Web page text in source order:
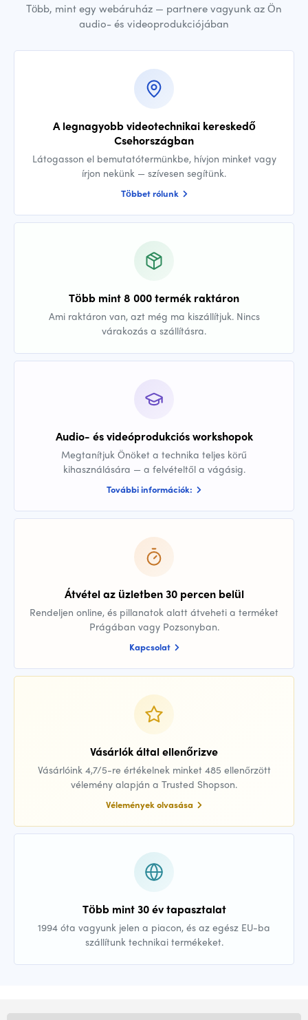
Több, mint egy webáruház — partnere vagyunk az Ön
audio- és videoprodukciójában
A legnagyobb videotechnikai kereskedő
Csehországban
Látogasson el bemutatótermünkbe, hívjon minket vagy
írjon nekünk — szívesen segítünk.
Többet rólunk
Több mint 8 000 termék raktáron
Ami raktáron van, azt még ma kiszállítjuk. Nincs
várakozás a szállításra.
Audio- és videóprodukciós workshopok
Megtanítjuk Önöket a technika teljes körű
kihasználására — a felvételtől a vágásig.
További információk:
Átvétel az üzletben 30 percen belül
Rendeljen online, és pillanatok alatt átveheti a terméket
Prágában vagy Pozsonyban.
Kapcsolat
Vásárlók által ellenőrizve
Vásárlóink 4,7/5-re értékelnek minket 485 ellenőrzött
vélemény alapján a Trusted Shopson.
Vélemények olvasása
Több mint 30 év tapasztalat
1994 óta vagyunk jelen a piacon, és az egész EU-ba
szállítunk technikai termékeket.